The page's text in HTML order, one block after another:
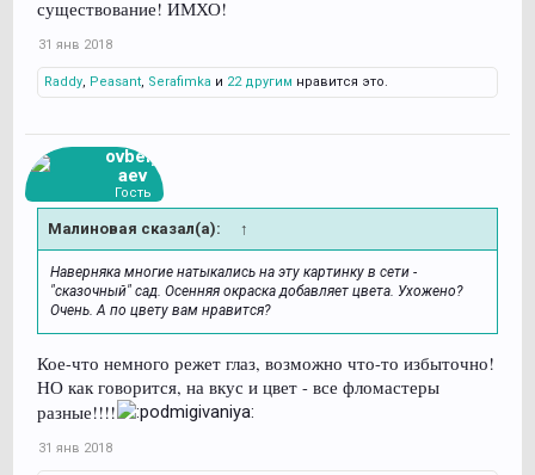
существование! ИМХО!
31 янв 2018
Raddy, Peasant, Serafimka и 22 другим нравится это.
ovbely
aev
Гость
Малиновая сказал(а): ↑
Наверняка многие натыкались на эту картинку в сети -
"сказочный" сад. Осенняя окраска добавляет цвета. Ухожено?
Очень. А по цвету вам нравится?
Кое-что немного режет глаз, возможно что-то избыточно!
НО как говорится, на вкус и цвет - все фломастеры
разные!!!!
31 янв 2018